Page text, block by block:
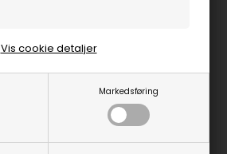
Markedsføring
Vis cookie detaljer